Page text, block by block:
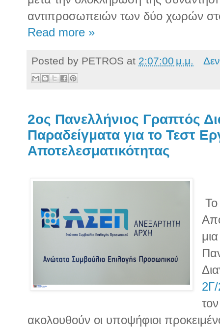
αντιπροσωπειών των δύο χωρών
Read more »
Posted by PETROS at 2:07:00 μ.μ.
2ος Πανελλήνιος Γραπτός
Παραδείγματα για το Τεστ
Αποτελεσματικότητας
ακολουθούν οι υποψήφιοι